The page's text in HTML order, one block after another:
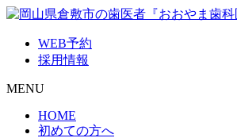
WEB予約
採用情報
MENU
HOME
初めての方へ